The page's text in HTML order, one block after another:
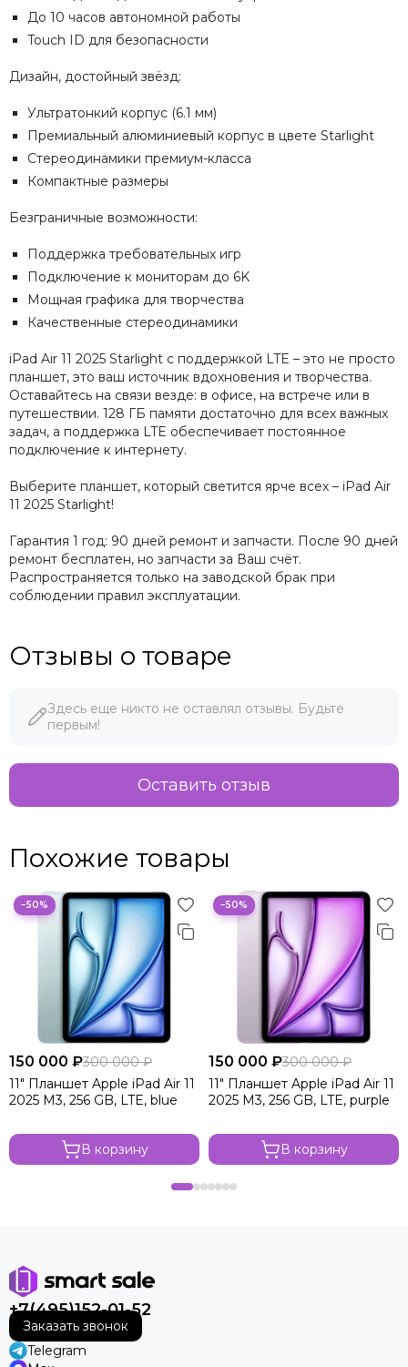
До 10 часов автономной работы
Touch ID для безопасности
Дизайн, достойный звёзд:
Ультратонкий корпус (6.1 мм)
Премиальный алюминиевый корпус в цвете Starlight
Стереодинамики премиум-класса
Компактные размеры
Безграничные возможности:
Поддержка требовательных игр
Подключение к мониторам до 6K
Мощная графика для творчества
Качественные стереодинамики
iPad Air 11 2025 Starlight с поддержкой LTE – это не просто
планшет, это ваш источник вдохновения и творчества.
Оставайтесь на связи везде: в офисе, на встрече или в
путешествии. 128 ГБ памяти достаточно для всех важных
задач, а поддержка LTE обеспечивает постоянное
подключение к интернету.
Выберите планшет, который светится ярче всех – iPad Air
11 2025 Starlight!
Гарантия 1 год: 90 дней ремонт и запчасти. После 90 дней
ремонт бесплатен, но запчасти за Ваш счёт.
Распространяется только на заводской брак при
соблюдении правил эксплуатации.
Отзывы о товаре
Здесь еще никто не оставлял отзывы. Будьте
первым!
Оставить отзыв
Похожие товары
−50%
150 000 ₽300 000 ₽
11" Планшет Apple iPad Air 11
2025 M3, 256 GB, LTE, blue
В корзину
−50%
150 000 ₽300 000 ₽
11" Планшет Apple iPad Air 11
2025 M3, 256 GB, LTE, purple
В корзину
+7(495)152-01-52
Заказать звонок
Telegram